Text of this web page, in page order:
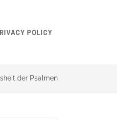
POLICY
der Psalmen